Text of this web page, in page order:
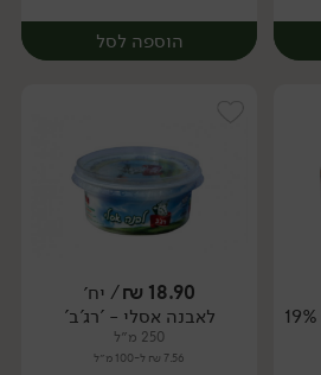
הוספה לסל
יח׳
גבינת פטה מחלב עיזים 19%
18.90
₪/ יח׳
לאבנה אסלי - 'רג'ב'
250 מ״ל
7.56 ₪ ל-100 מ״ל